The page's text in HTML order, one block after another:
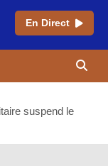
En Direct
suspend le